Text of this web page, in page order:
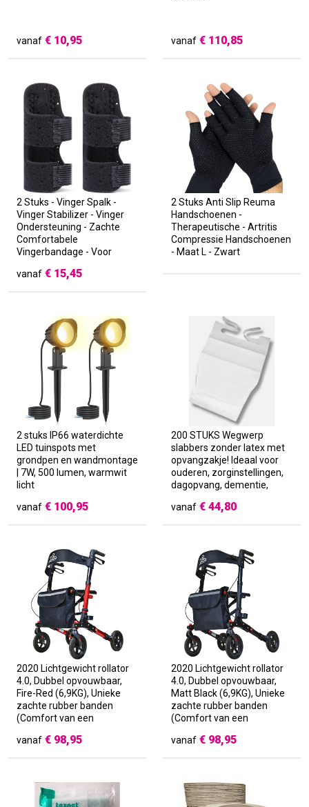
vanaf € 10,95 vanaf € 110,85
2 Stuks - Vinger Spalk -
Vinger Stabilizer - Vinger
Ondersteuning - Zachte
Comfortabele
Vingerbandage - Voor
Artritis - Tendinitis - Vinger
Beschermende Vinger
Bandage - Zwart
vanaf € 15,45
2 Stuks Anti Slip Reuma
Handschoenen -
Therapeutische - Artritis
Compressie Handschoenen
- Maat L - Zwart
2 stuks IP66 waterdichte
LED tuinspots met
grondpen en wandmontage
| 7W, 500 lumen, warmwit
licht
vanaf € 100,95
200 STUKS Wegwerp
slabbers zonder latex met
opvangzakje! Ideaal voor
ouderen, zorginstellingen,
dagopvang, dementie,
gehandicapten. Hygiënisch
vanaf € 44,80
2020 Lichtgewicht rollator
4.0, Dubbel opvouwbaar,
Fire-Red (6,9KG), Unieke
zachte rubber banden
(Comfort van een
comfortabele
vanaf € 98,95
2020 Lichtgewicht rollator
4.0, Dubbel opvouwbaar,
Matt Black (6,9KG), Unieke
zachte rubber banden
(Comfort van een
comfortabele
vanaf € 98,95